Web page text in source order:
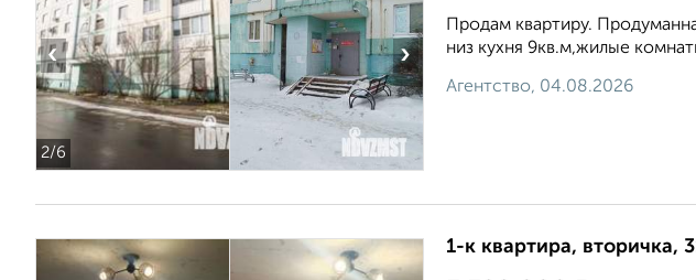
2/6
‹ ›
Продам квартиру.
низ кухня 9кв.м,жилые
Агентство, 04.08.2026
1-к квартира, вторичка,